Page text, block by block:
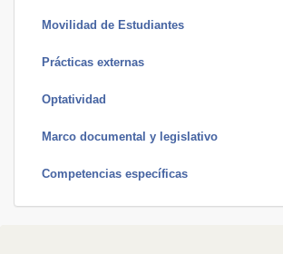
Movilidad de Estudiantes
Prácticas externas
Optatividad
Marco documental y legislativo
Competencias específicas